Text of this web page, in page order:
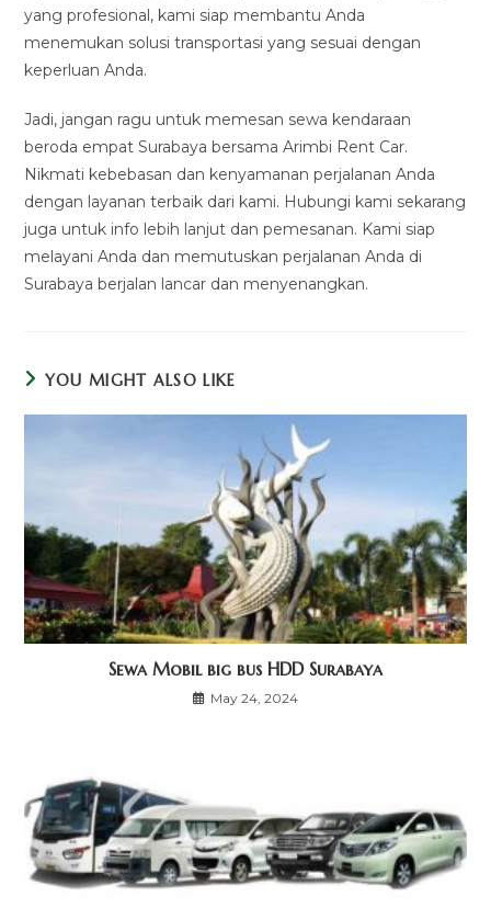
yang profesional, kami siap membantu Anda
menemukan solusi transportasi yang sesuai dengan
keperluan Anda.
Jadi, jangan ragu untuk memesan sewa kendaraan
beroda empat Surabaya bersama Arimbi Rent Car.
Nikmati kebebasan dan kenyamanan perjalanan Anda
dengan layanan terbaik dari kami. Hubungi kami sekarang
juga untuk info lebih lanjut dan pemesanan. Kami siap
melayani Anda dan memutuskan perjalanan Anda di
Surabaya berjalan lancar dan menyenangkan.
YOU MIGHT ALSO LIKE
Sewa Mobil big bus HDD Surabaya
May 24, 2024